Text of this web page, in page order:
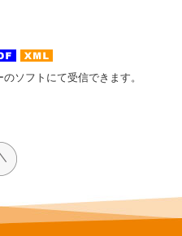
ソフトにて受信できます。